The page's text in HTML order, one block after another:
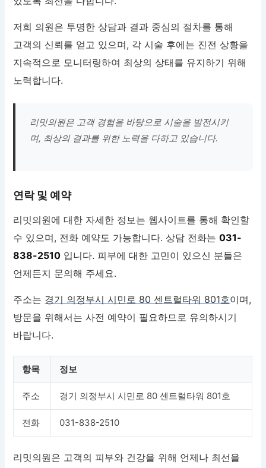
저희 의원은 투명한 상담과 결과 중심의 절차를 통해
고객의 신뢰를 얻고 있으며, 각 시술 후에는 진전 상황을
지속적으로 모니터링하여 최상의 상태를 유지하기 위해
노력합니다.
리밋의원은 고객 경험을 바탕으로 시술을 발전시키
며, 최상의 결과를 위한 노력을 다하고 있습니다.
연락 및 예약
리밋의원에 대한 자세한 정보는 웹사이트를 통해 확인할
수 있으며, 전화 예약도 가능합니다. 상담 전화는031-
838-2510 입니다. 피부에 대한 고민이 있으신 분들은
언제든지 문의해 주세요.
주소는 경기 의정부시 시민로 80 센트럴타워 801호이며,
방문을 위해서는 사전 예약이 필요하므로 유의하시기
바랍니다.
항목 정보
주소 경기 의정부시 시민로 80 센트럴타워 801호
전화 031-838-2510
리밋의원은 고객의 피부와 건강을 위해 언제나 최선을